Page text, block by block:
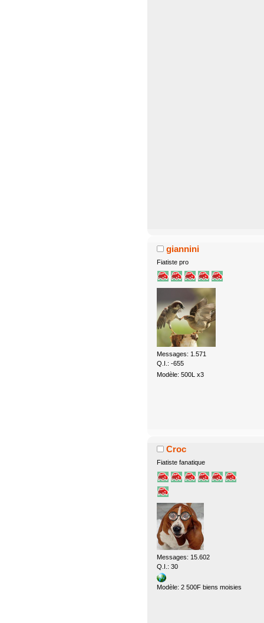
giannini
Fiatiste pro
Messages: 1.571
Q.I.: -655
Modèle: 500L x3
Croc
Fiatiste fanatique
Messages: 15.602
Q.I.: 30
Modèle: 2 500F biens moisies